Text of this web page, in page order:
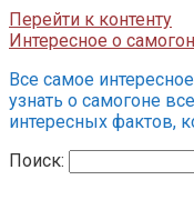
Перейти к контенту
Интересное о
Все самое
узнать о самогоне
интересных фактов,
Поиск: